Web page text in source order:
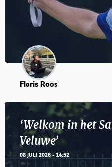
Floris Roos
‘Welkom in het
Veluwe’
08 JULI 2026 - 14:52